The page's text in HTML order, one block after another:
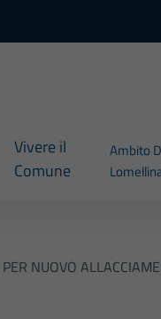
Vivere il
Comune
Ambito
NUOVO